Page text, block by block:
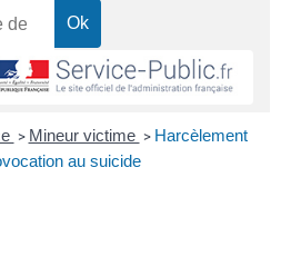
> Mineur victime > Harcèlement
au suicide